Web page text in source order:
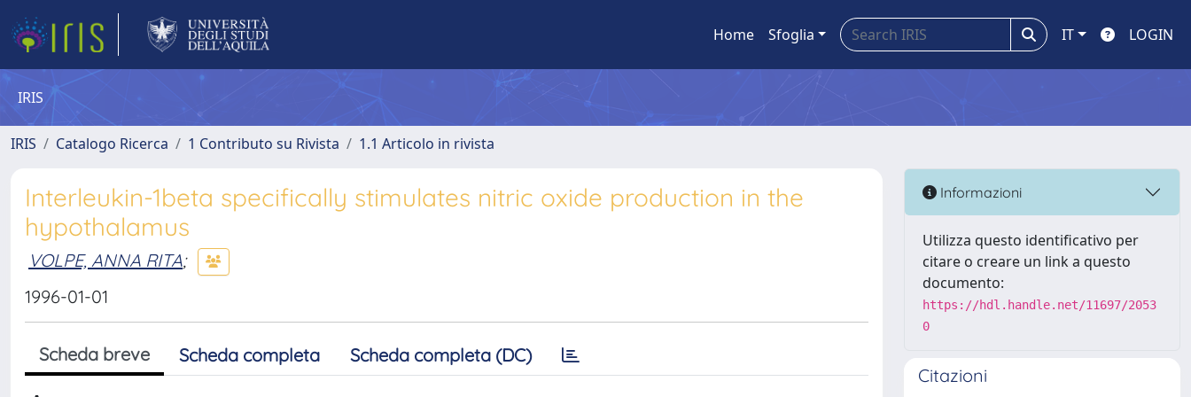
Home Sfoglia IT LOGIN
IRIS
IRIS Catalogo Ricerca 1 Contributo su Rivista 1.1 Articolo in rivista
Interleukin-1beta specifically stimulates nitric oxide production in the
hypothalamus
VOLPE, ANNA RITA;
1996-01-01
Scheda breve Scheda completa Scheda completa (DC)
Informazioni
Utilizza questo identificativo per
citare o creare un link a questo
documento:
https://hdl.handle.net/11697/2053
0
Citazioni